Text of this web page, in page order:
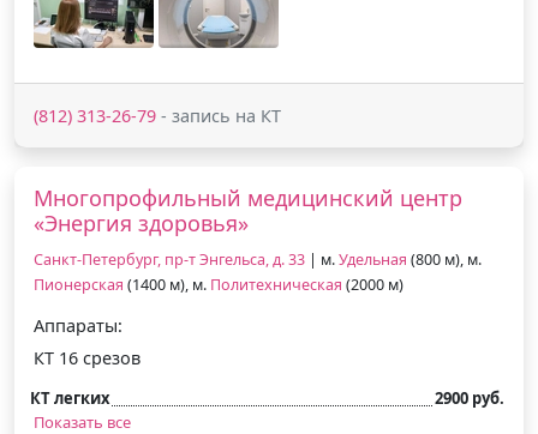
(812) 313-26-79 - запись на КТ
Многопрофильный медицинский центр
«Энергия здоровья»
Санкт-Петербург, пр-т Энгельса, д. 33 | м.Удельная (800 м), м.
Пионерская (1400 м), м. Политехническая (2000 м)
Аппараты:
КТ 16 срезов
КТ легких
2900 руб.
Показать все